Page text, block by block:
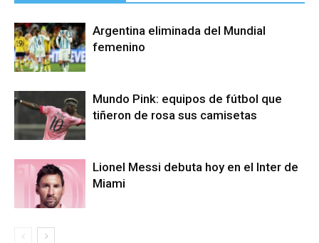
Argentina eliminada del Mundial
femenino
Mundo Pink: equipos de fútbol que
tiñeron de rosa sus camisetas
Lionel Messi debuta hoy en el Inter de
Miami